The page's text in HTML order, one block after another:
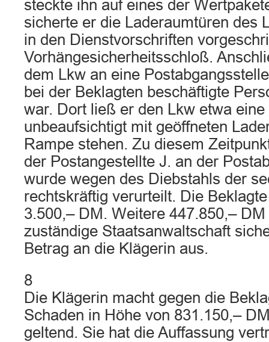
steckte ihn auf eines der
sicherte er die Laderaumtüren des
in den Dienstvorschriften
Vorhängesicherheitsschloß.
dem Lkw an eine
bei der Beklagten beschäftigte
war. Dort ließ er den Lkw etwa
unbeaufsichtigt mit geöffneten
Rampe stehen. Zu diesem
der Postangestellte J. an der
wurde wegen des Diebstahls der
rechtskräftig verurteilt. Die
3.500,– DM. Weitere 447.850,–
zuständige Staatsanwaltschaft
Betrag an die Klägerin aus.
8
Die Klägerin macht gegen die
Schaden in Höhe von 831.150,–
geltend. Sie hat die Auffassung